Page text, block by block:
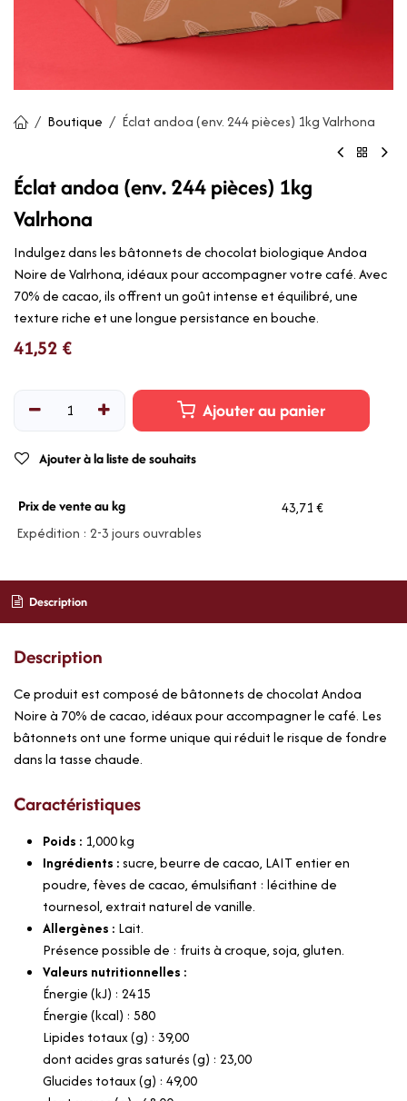
Boutique Éclat andoa (env. 244 pièces) 1kg Valrhona
Éclat andoa (env. 244 pièces) 1kg
Valrhona
Indulgez dans les bâtonnets de chocolat biologique Andoa
Noire de Valrhona, idéaux pour accompagner votre café. Avec
70% de cacao, ils offrent un goût intense et équilibré, une
texture riche et une longue persistance en bouche.
41,52 €
Ajouter au panier
Ajouter à la liste de souhaits
Prix de vente au kg
43,71 €
Expédition : 2-3 jours ouvrables
Description
Description
Ce produit est composé de bâtonnets de chocolat Andoa
Noire à 70% de cacao, idéaux pour accompagner le café. Les
bâtonnets ont une forme unique qui réduit le risque de fondre
dans la tasse chaude.
Caractéristiques
Poids : 1,000kg
Ingrédients :sucre, beurre de cacao, LAIT entier en
poudre, fèves de cacao, émulsifiant : lécithine de
tournesol, extrait naturel de vanille.
Allergènes : Lait.
Présence possible de : fruits à croque, soja, gluten.
Valeurs nutritionnelles :
Énergie (kJ) : 2415
Énergie (kcal) : 580
Lipides totaux (g) : 39,00
dont acides gras saturés (g) : 23,00
Glucides totaux (g) : 49,00